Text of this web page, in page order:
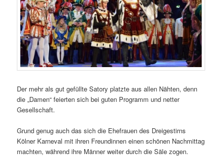
Der mehr als gut gefüllte Satory platzte aus allen Nähten, denn
die „Damen“ feierten sich bei guten Programm und netter
Gesellschaft.
Grund genug auch das sich die Ehefrauen des Dreigestirns
Kölner Karneval mit ihren Freundinnen einen schönen Nachmittag
machten, während ihre Männer weiter durch die Säle zogen.